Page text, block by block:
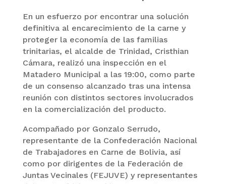
En un esfuerzo por encontrar una solución
definitiva al encarecimiento de la carne y
proteger la economía de las familias
trinitarias, el alcalde de Trinidad, Cristhian
Cámara, realizó una inspección en el
Matadero Municipal a las 19:00, como parte
de un consenso alcanzado tras una intensa
reunión con distintos sectores involucrados
en la comercialización del producto.
Acompañado por Gonzalo Serrudo,
representante de la Confederación Nacional
de Trabajadores en Carne de Bolivia, así
como por dirigentes de la Federación de
Juntas Vecinales (FEJUVE) y representantes